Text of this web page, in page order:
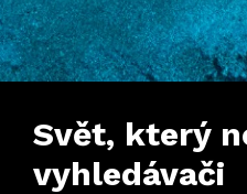
Svět, který
vyhledávači